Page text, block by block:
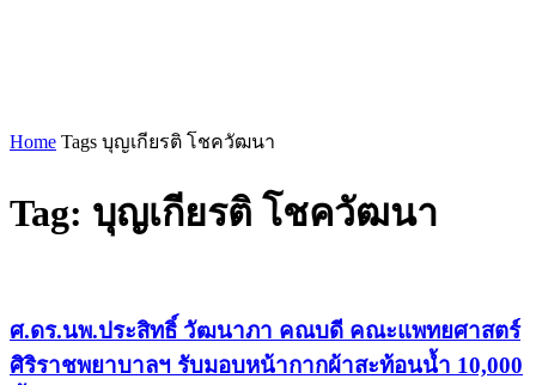
Home Tags บุญเกียรติ โชควัฒนา
Tag: บุญเกียรติ โชควัฒนา
ศ.ดร.นพ.ประสิทธิ์ วัฒนาภา คณบดี คณะแพทยศาสตร์
ศิริราชพยาบาลฯ รับมอบหน้ากากผ้าสะท้อนน้ำ 10,000